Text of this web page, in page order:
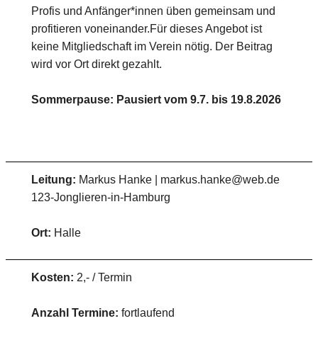
Profis und Anfänger*innen üben gemeinsam und
profitieren voneinander.Für dieses Angebot ist
keine Mitgliedschaft im Verein nötig. Der Beitrag
wird vor Ort direkt gezahlt.
Sommerpause: Pausiert vom 9.7. bis 19.8.2026
Leitung: Markus Hanke | markus.hanke@web.de
123-Jonglieren-in-Hamburg
Ort: Halle
Kosten: 2,- / Termin
Anzahl Termine: fortlaufend